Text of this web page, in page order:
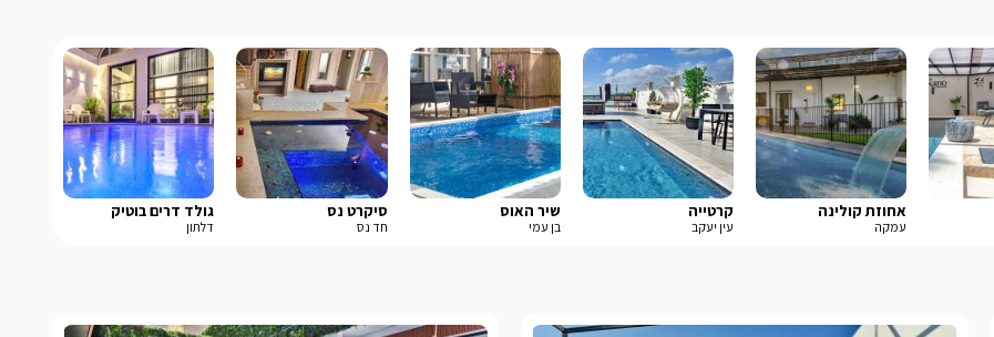
אחוזת קולינה
עמקה
קרטייה
עין יעקב
שיר האוס
בן עמי
סיקרט נס
חד נס
גולד דרים בוטיק
דלתון